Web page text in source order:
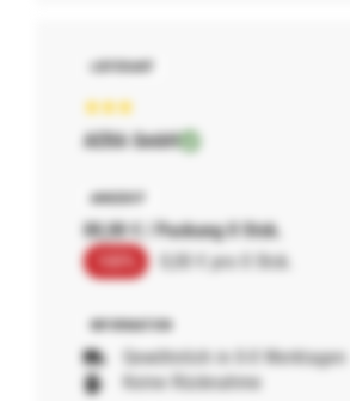
AERA GmbH
00,00 € / Packung 0 Stck.
0,00 € pro 0 Stck.
Gewöhnlich in 0-0 Werktagen
Keine Rücknahme